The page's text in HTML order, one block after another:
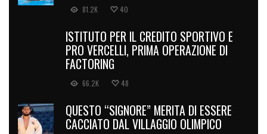
81.2K 40
ISTITUTO PER IL CREDITO SPORTIVO E
PRO VERCELLI, PRIMA OPERAZIONE DI
FACTORING
66.2K 48
QUESTO “SIGNORE” MERITA DI ESSERE
CACCIATO DAL VILLAGGIO OLIMPICO